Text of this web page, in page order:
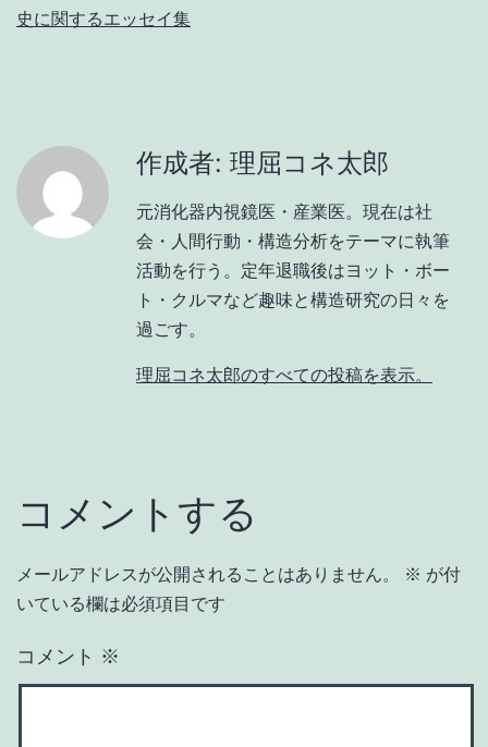
史に関するエッセイ集
作成者: 理屈コネ太郎
元消化器内視鏡医・産業医。現在は社
会・人間行動・構造分析をテーマに執筆
活動を行う。定年退職後はヨット・ボー
ト・クルマなど趣味と構造研究の日々を
過ごす。
理屈コネ太郎のすべての投稿を表示。
コメントする
メールアドレスが公開されることはありません。 ※ が付
いている欄は必須項目です
コメント ※